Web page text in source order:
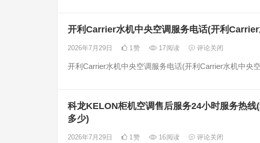
开利Carrier水机中央空调服务电话(开利
2026年7月29日 1赞 17阅读 评论关闭
开利Carrier水机中央空调服务电话(开利Carrier水机中央
科龙KELON柜机空调售后服务24小时服务热
多少)
2026年7月29日 1赞 16阅读 评论关闭